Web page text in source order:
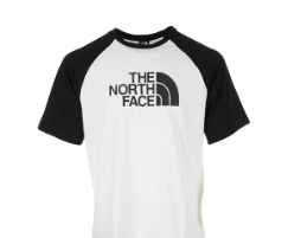
La veste Lhotse est une véritable veste
polyvalente avec un style urbain au design
color-block. Imperméable [...]